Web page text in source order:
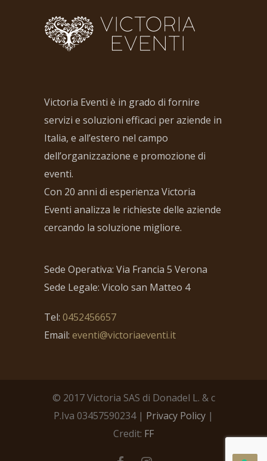
Victoria Eventi è in grado di fornire
servizi e soluzioni efficaci per aziende in
Italia, e all’estero nel campo
dell’organizzazione e promozione di
eventi.
Con 20 anni di esperienza Victoria
Eventi analizza le richieste delle aziende
cercando la soluzione migliore.
Sede Operativa: Via Francia 5 Verona
Sede Legale: Vicolo san Matteo 4
Tel: 0452456657
Email: eventi@victoriaeventi.it
© 2017 Victoria SAS di Donadel L. & c
P.Iva 03457590234 | Privacy Policy |
Credit: FF